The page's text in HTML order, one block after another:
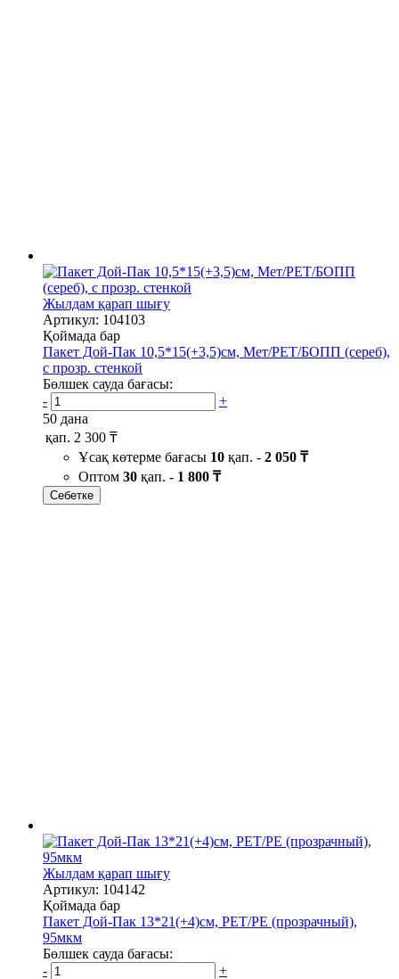
Жылдам қарап шығу
Артикул: 104103
Қоймада бар
Пакет Дой-Пак 10,5*15(+3,5)см, Мет/PET/БОПП (сереб),
с прозр. стенкой
Бөлшек сауда бағасы:
-
+
50 дана
қап. 2 300 ₸
Ұсақ көтерме бағасы 10 қап. - 2 050 ₸
Оптом 30 қап. - 1 800 ₸
Себетке
Жылдам қарап шығу
Артикул: 104142
Қоймада бар
Пакет Дой-Пак 13*21(+4)см, PET/PE (прозрачный),
95мкм
Бөлшек сауда бағасы:
-
+